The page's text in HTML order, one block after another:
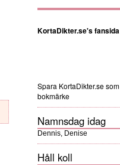
KortaDikter.se's fansida
Spara KortaDikter.se som
bokmärke
Namnsdag idag
Dennis, Denise
Håll koll